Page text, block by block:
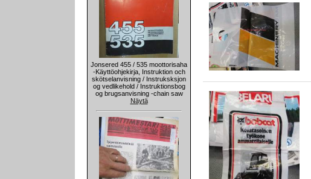
Jonsered 455 / 535 moottorisaha
-Käyttöohjekirja, Instruktion och
skötselanvisning / Instruksksjon
og vedlikehold / Instruktionsbog
og brugsanvisning -chain saw
Näytä